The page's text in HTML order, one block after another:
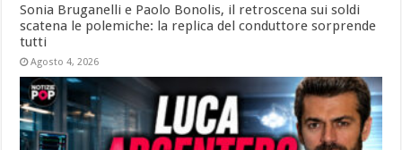
Sonia Bruganelli e Paolo Bonolis, il retroscena sui soldi
scatena le polemiche: la replica del conduttore sorprende
tutti
Agosto 4, 2026